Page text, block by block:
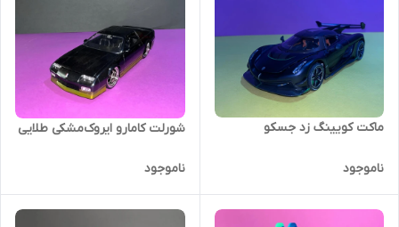
ماکت کویینگ زد جسکو
ناموجود
شورلت کامارو ایروک‌مشکی طلایی
ناموجود